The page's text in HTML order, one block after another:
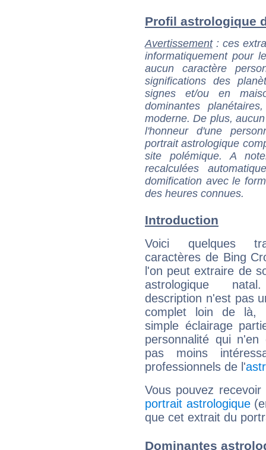
Profil astrologique
Avertissement: ces
informatiquement pour
aucun caractère
significations des
signes et/ou en
dominantes
moderne. De plus,
l'honneur d'une
portrait astrologique
site polémique. A
recalculées
domification avec le
des heures connues.
Introduction
Voici quelques
caractères de Bing
l'on peut extraire de
astrologique
description n'est pas
complet loin de là,
simple éclairage
personnalité qui n'en
pas moins
professionnels de l'
Vous pouvez
portrait astrologique
que cet extrait du
Dominantes